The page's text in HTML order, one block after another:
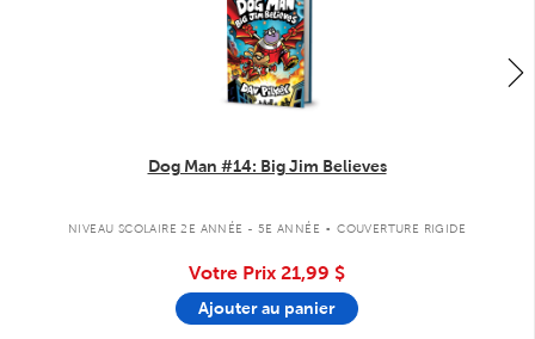
Dog Man #14: Big Jim Believes
NIVEAU SCOLAIRE 2E ANNÉE - 5E ANNÉE . COUVERTURE RIGIDE
Votre Prix 21,99 $
Ajouter au panier